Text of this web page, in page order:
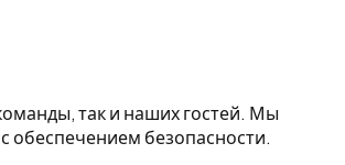
так и наших гостей. Мы
обеспечением безопасности.